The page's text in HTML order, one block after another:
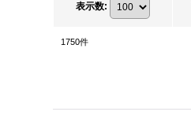
表示数:
1750件